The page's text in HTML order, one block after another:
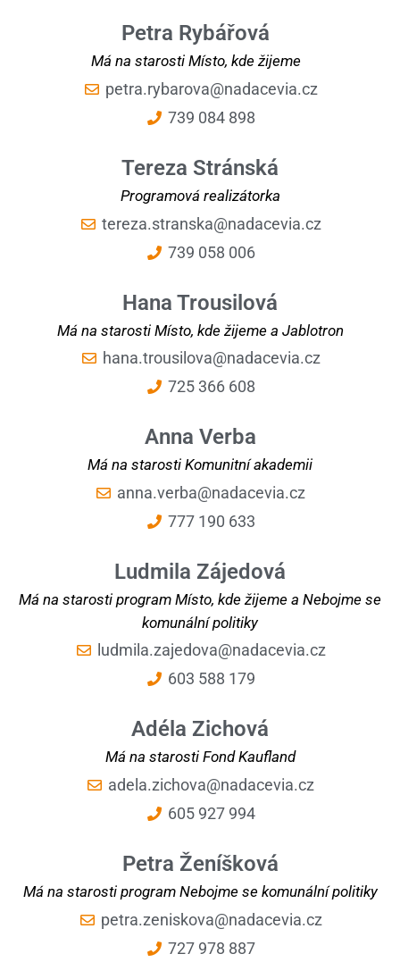
Petra Rybářová
Má na starosti Místo, kde žijeme
petra.rybarova@nadacevia.cz
739 084 898
Tereza Stránská
Programová realizátorka
tereza.stranska@nadacevia.cz
739 058 006
Hana Trousilová
Má na starosti Místo, kde žijeme a Jablotron
hana.trousilova@nadacevia.cz
725 366 608
Anna Verba
Má na starosti Komunitní akademii
anna.verba@nadacevia.cz
777 190 633
Ludmila Zájedová
Má na starosti program Místo, kde žijeme a Nebojme se
komunální politiky
ludmila.zajedova@nadacevia.cz
603 588 179
Adéla Zichová
Má na starosti Fond Kaufland
adela.zichova@nadacevia.cz
605 927 994
Petra Ženíšková
Má na starosti program Nebojme se komunální politiky
petra.zeniskova@nadacevia.cz
727 978 887